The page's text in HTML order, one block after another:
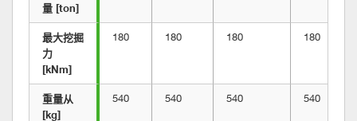
量 [ton]
最大挖掘
力
[kNm]
180 180 180 180
重量从
[kg]
540 540 540 540